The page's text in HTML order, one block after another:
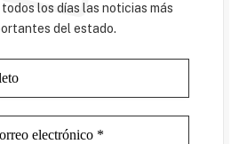
los días las noticias más
del estado.